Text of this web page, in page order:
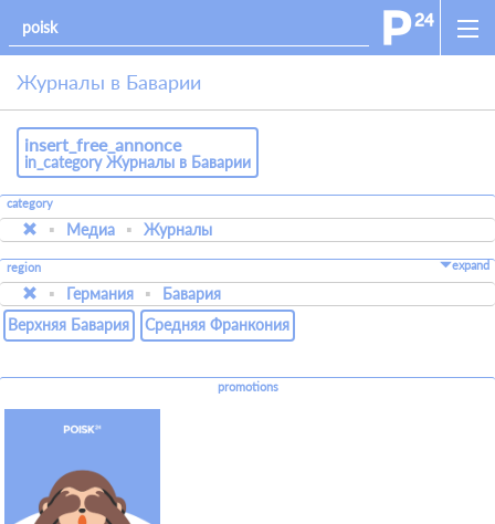
Журналы в Баварии
insert_free_annonce
in_category Журналы в Баварии
category
Медиа Журналы
region expand
Германия
Бавария
Верхняя Бавария
Средняя Франкония
promotions